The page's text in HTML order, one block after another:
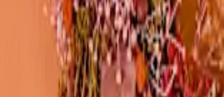
Andererseits gilt es natürlich zu bedenken, dass Pflanzen auch
gegossen werden. Irgendwann steht auch das Umtopfen an. Eine
also sicher, dass der Empfänger zumindest im Ansatz bereit ist,
Passende Anlässe zum Pflanzen
Durch die neutrale Bedeutung vieler Pflanzen und die ebenso
gute Besserung
wünschen. Auch als saisonaler
um eine Vase zu kümmern und kannst außerdem sichergehen,
Wunschtermin und direkt bis an die Wohnungstür des Empfängers.